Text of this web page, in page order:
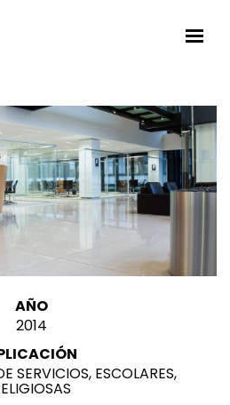
AÑO
2014
SERVICIOS, ESCOLARES,